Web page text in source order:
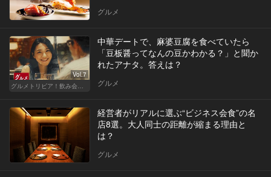
グルメ
Vol.7
グルメトリビア！飲み会やデートで会話のネタになるQ＆A
中華デートで、麻婆豆腐を食べていたら
「豆板醤ってなんの豆かわかる？」と聞か
れたアナタ。答えは？
グルメ
経営者がリアルに選ぶ“ビジネス会食”の名
店8選。大人同士の距離が縮まる理由と
は？
グルメ